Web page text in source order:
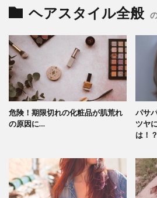
ヘアスタイル全般
危険！期限切れの化粧品が肌荒れ
の原因に…
パサ
ツヤ
は！？